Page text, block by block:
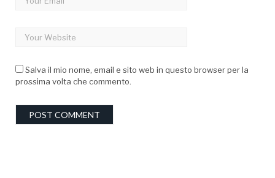
Salva il mio nome, email e sito web in questo browser per la
prossima volta che commento.